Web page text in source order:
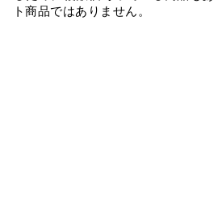
ト商品ではありません。